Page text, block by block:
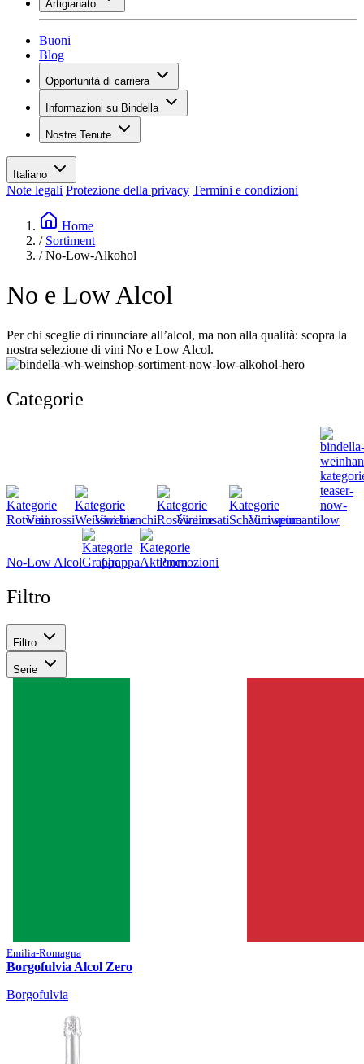
Assortimento
Conoscenza del vino
Artigianato
Panoramica
Buoni
Blog
Opportunità di carriera
Posti vacanti
I tuoi vantaggi
Valori
Informazioni su Bindella
Panoramica
Storia
Les Moby Dicks
Contatti
Sostenibilità
Nostre Tenute
Italiano
Note legali Protezione della privacy Termini e condizioni
Home
/ Sortiment
/ No-Low-Alkohol
No e Low Alcol
Per chi sceglie di rinunciare all’alcol, ma non alla qualità: scopra la
nostra selezione di vini No e Low Alcol.
Categorie
Vini rossi Vini bianchi Vini rosati Vini spumanti
No-Low Alcol Grappa Promozioni
Filtro
Filtro
Serie
Emilia-Romagna
Borgofulvia Alcol Zero
Borgofulvia